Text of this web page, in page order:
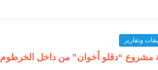
وتقارير
مشروع “دقلو أخوان” من داخل الخرطوم